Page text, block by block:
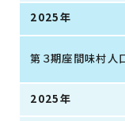
2025年
第３期座間味村人
2025年